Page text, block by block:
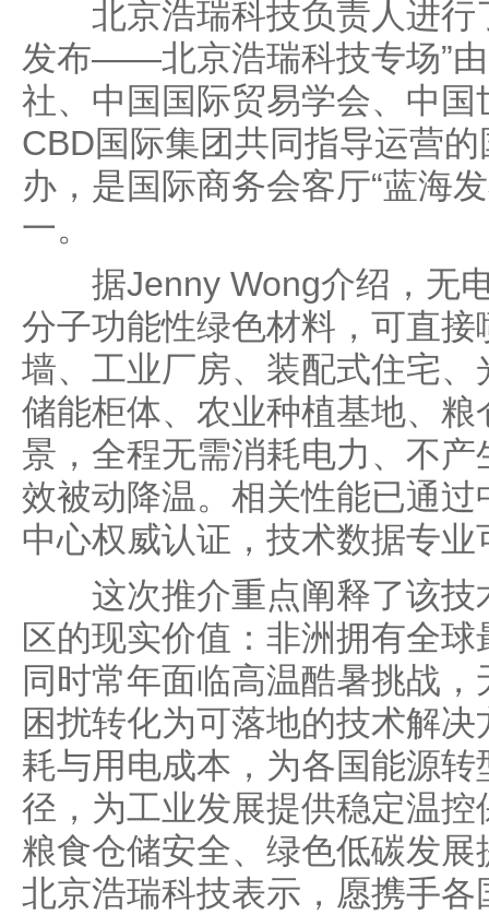
北京浩瑞科技负责人进行
发布——北京浩瑞科技专场”
社、中国国际贸易学会、中
CBD国际集团共同指导运营
办，是国际商务会客厅“蓝海
一。
据Jenny Wong介绍，无电
分子功能性绿色材料，可直
墙、工业厂房、装配式住宅
储能柜体、农业种植基地、
景，全程无需消耗电力、不
效被动降温。相关性能已通
中心权威认证，技术数据专
这次推介重点阐释了该技
区的现实价值：非洲拥有全
同时常年面临高温酷暑挑战
困扰转化为可落地的技术解
耗与用电成本，为各国能源
径，为工业发展提供稳定温
粮食仓储安全、绿色低碳发
北京浩瑞科技表示，愿携手